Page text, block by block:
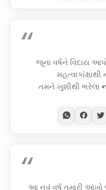
જૂના વર્ષને વિદાય
મહત્વાકાંક્ષાથી
તમને ખુશીથી ભરેલા
આ નવું વર્ષ તમારી આંખો